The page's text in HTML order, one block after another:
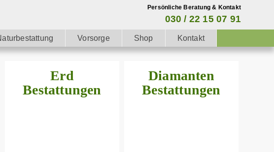
Persönliche Beratung & Kontakt
030 / 22 15 07 91
Vorsorge Shop Kontakt
Erd
Bestattungen
Diamanten
Bestattungen